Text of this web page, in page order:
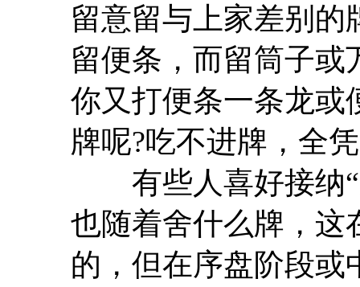
留意留与上家差别的
留便条，而留筒子或
你又打便条一条龙或
牌呢?吃不进牌，全
有些人喜好接纳“
也随着舍什么牌，这
的，但在序盘阶段或